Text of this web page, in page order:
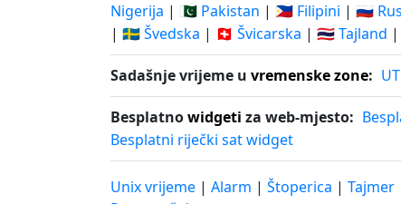
Nigerija | 🇵🇰 Pakistan | 🇵🇭 Filipini | 🇷🇺
| 🇸🇪 Švedska | 🇨🇭 Švicarska | 🇹🇭 Tajland |
Sadašnje vrijeme u vremenske zone:
Besplatnowidgeti za web-mjesto:
Besplatni riječki sat widget
Unix vrijeme | Alarm | Štoperica | Tajmer